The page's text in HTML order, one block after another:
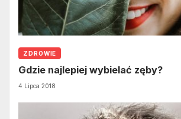
ZDROWIE
Gdzie najlepiej wybielać zęby?
4 Lipca 2018